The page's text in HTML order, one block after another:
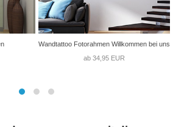
Wandtattoo Fotorahmen Willkommen bei uns
ab 34,95 EUR